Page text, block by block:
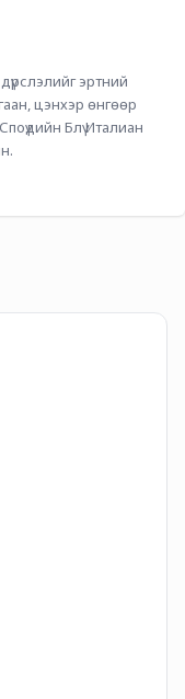
эртний
цэнхэр өнгөөр
Блү Италиан